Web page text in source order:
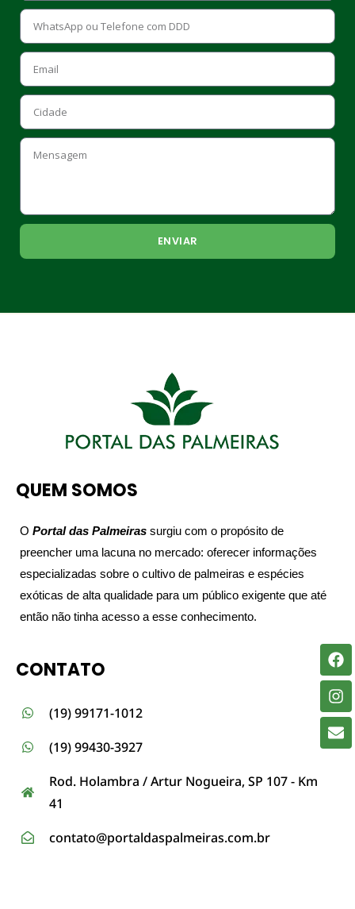
email
ENVIAR
QUEM SOMOS
O Portal das Palmeiras surgiu com o propósito de
preencher uma lacuna no mercado: oferecer informações
especializadas sobre o cultivo de palmeiras e espécies
exóticas de alta qualidade para um público exigente que até
então não tinha acesso a esse conhecimento.
CONTATO
(19) 99171-1012
(19) 99430-3927
Rod. Holambra / Artur Nogueira, SP 107 - Km
41
contato@portaldaspalmeiras.com.br